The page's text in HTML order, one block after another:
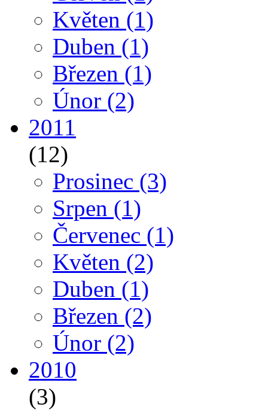
Květen (1)
Duben (1)
Březen (1)
Únor (2)
2011
(12)
Prosinec (3)
Srpen (1)
Červenec (1)
Květen (2)
Duben (1)
Březen (2)
Únor (2)
2010
(3)